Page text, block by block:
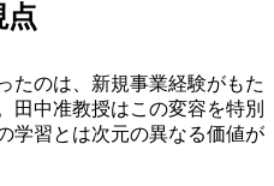
点
たのは、新規事業経験がもた
田中准教授はこの変容を特別
学習とは次元の異なる価値が